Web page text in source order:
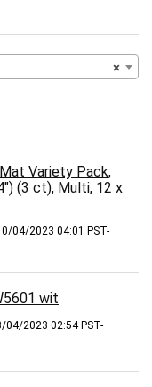
×
Variety Pack,
(3 ct), Multi, 12 x
04/2023 04:01 PST-
wit
04/2023 02:54 PST-